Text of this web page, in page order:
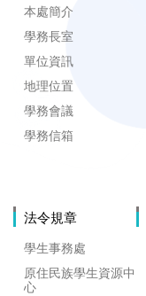
本處簡介
學務長室
單位資訊
地理位置
學務會議
學務信箱
法令規章
學生事務處
原住民族學生資源中
心